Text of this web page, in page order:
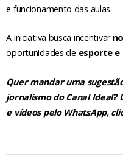
e funcionamento das aulas.
A iniciativa busca incentivar
oportunidades de esporte e
Quer mandar uma
jornalismo do Canal Ideal?
e vídeos pelo WhatsApp,